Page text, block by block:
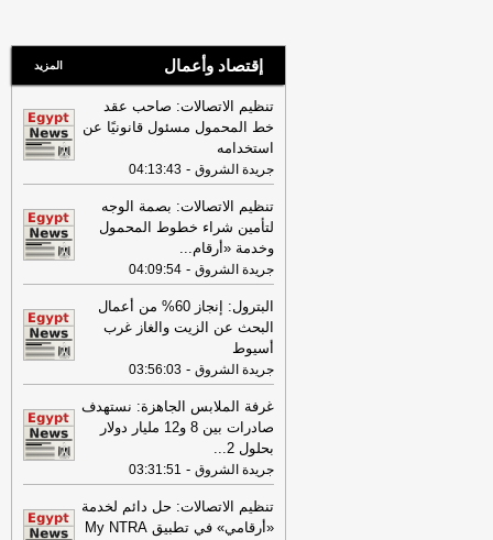
إقتصاد وأعمال المزيد
تنظيم الاتصالات: صاحب عقد
خط المحمول مسئول قانونيًا عن
استخدامه
جريدة الشروق -
04:13:43
تنظيم الاتصالات: بصمة الوجه
لتأمين شراء خطوط المحمول
وخدمة «أرقام...
جريدة الشروق -
04:09:54
البترول: إنجاز 60% من أعمال
البحث عن الزيت والغاز غرب
أسيوط
جريدة الشروق -
03:56:03
غرفة الملابس الجاهزة: نستهدف
صادرات بين 8 و12 مليار دولار
بحلول 2
...
جريدة الشروق -
03:31:51
تنظيم الاتصالات: حل دائم لخدمة
«أرقامي» في تطبيق My NTRA